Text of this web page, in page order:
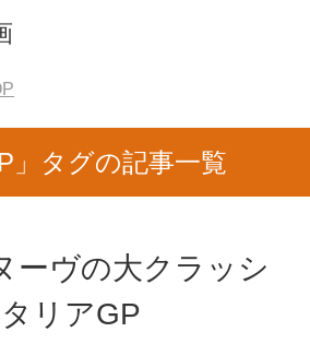
」タグの記事一覧
ーヴの大クラッシ
リアGP